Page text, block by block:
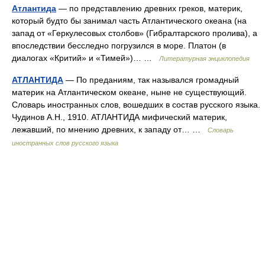
Атлантида — по представлению древних греков, материк,
который будто бы занимал часть Атлантического океана (на
запад от «Геркулесовых столбов» (Гибралтарского пролива), а
впоследствии бесследно погрузился в море. Платон (в
диалогах «Критий» и «Тимей»)… …
Литературная энциклопедия
АТЛАНТИДА — По преданиям, так назывался громадный
материк на Атлантическом океане, ныне не существующий.
Словарь иностранных слов, вошедших в состав русского языка.
Чудинов А.Н., 1910. АТЛАНТИДА мифический материк,
лежавший, по мнению древних, к западу от… …
Словарь
иностранных слов русского языка